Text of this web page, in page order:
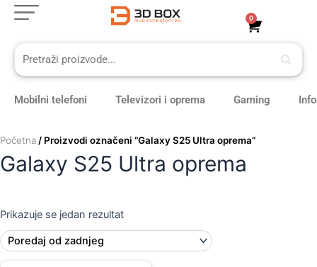
Skip
content
0
Cart
Mobilni telefoni Televizori i oprema Gaming
Početna / Proizvodi označeni “Galaxy S25 Ultra oprema”
Galaxy S25 Ultra oprema
Prikazuje se jedan rezultat